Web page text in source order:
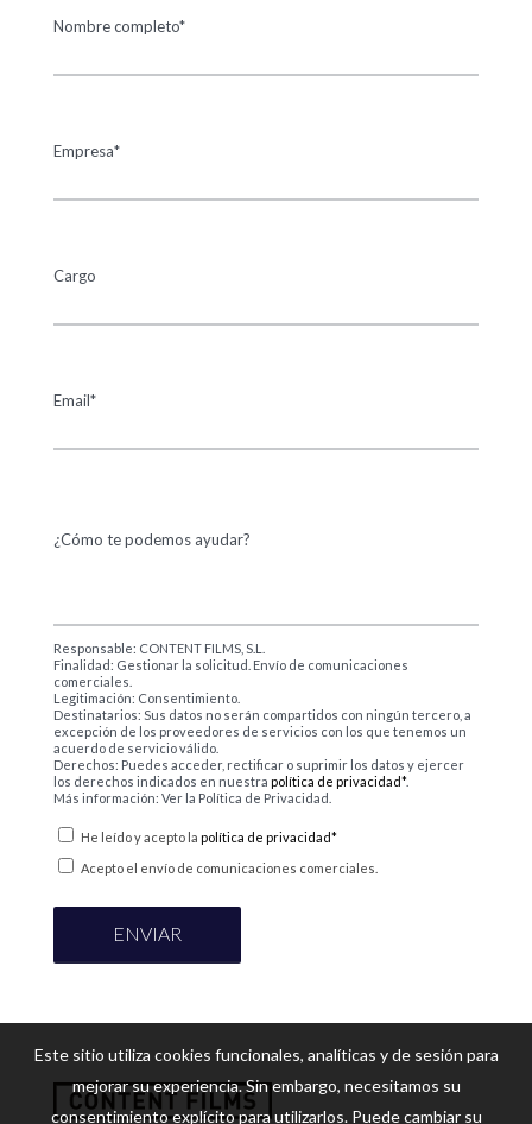
Nombre completo*
Empresa*
Cargo
Email*
¿Cómo te podemos ayudar?
Responsable: CONTENT FILMS, S.L.
Finalidad: Gestionar la solicitud. Envío de comunicaciones
comerciales.
Legitimación: Consentimiento.
Destinatarios: Sus datos no serán compartidos con ningún tercero, a
excepción de los proveedores de servicios con los que tenemos un
acuerdo de servicio válido.
Derechos: Puedes acceder, rectificar o suprimir los datos y ejercer
los derechos indicados en nuestra política de privacidad*.
Más información: Ver la Política de Privacidad.
He leído y acepto la política de privacidad*
Acepto el envío de comunicaciones comerciales.
Este sitio utiliza cookies funcionales, analíticas y de sesión para
mejorar su experiencia. Sin embargo, necesitamos su
consentimiento explícito para utilizarlos. Puede cambiar su